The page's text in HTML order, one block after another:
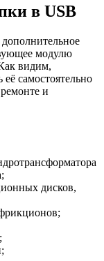
в USB
модулю
видим,
самостоятельно
и
дисков,